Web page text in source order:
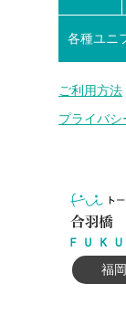
各種ユニ
ご利用方法
プライバシ
福